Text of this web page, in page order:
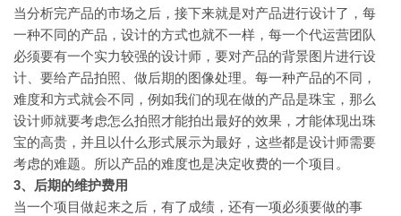
当分析完产品的市场之后，接下来就是对产品进行设计了，每
一种不同的产品，设计的方式也就不一样，每一个代运营团队
必须要有一个实力较强的设计师，要对产品的背景图片进行设
计、要给产品拍照、做后期的图像处理。每一种产品的不同，
难度和方式就会不同，例如我们的现在做的产品是珠宝，那么
设计师就要考虑怎么拍照才能拍出最好的效果，才能体现出珠
宝的高贵，并且以什么形式展示为最好，这些都是设计师需要
考虑的难题。所以产品的难度也是决定收费的一个项目。
3、后期的维护费用
当一个项目做起来之后，有了成绩，还有一项必须要做的事